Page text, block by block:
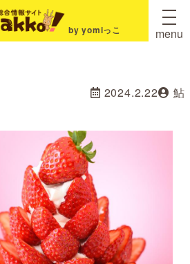
by yomiっこ menu
2024.2.22 鮎